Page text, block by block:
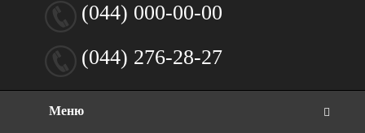
(044) 000-00-00
(044) 276-28-27
Меню